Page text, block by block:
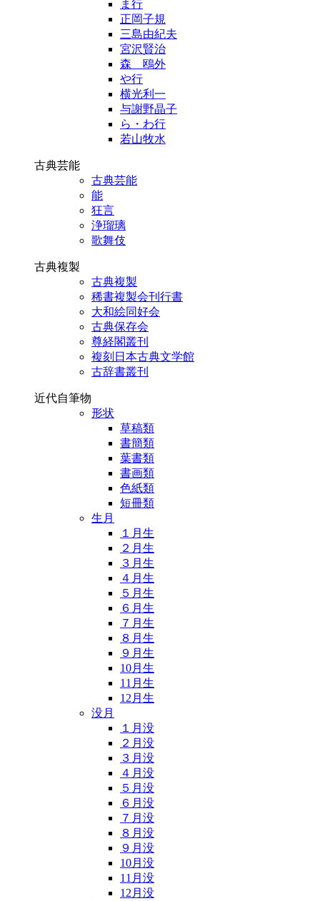
ま行
正岡子規
三島由紀夫
宮沢賢治
森 鴎外
や行
横光利一
与謝野晶子
ら・わ行
若山牧水
古典芸能
古典芸能
能
狂言
浄瑠璃
歌舞伎
古典複製
古典複製
稀書複製会刊行書
大和絵同好会
古典保存会
尊経閣叢刊
複刻日本古典文学館
古辞書叢刊
近代自筆物
形状
草稿類
書簡類
葉書類
書画類
色紙類
短冊類
生月
１月生
２月生
３月生
４月生
５月生
６月生
７月生
８月生
９月生
10月生
11月生
12月生
没月
１月没
２月没
３月没
４月没
５月没
６月没
７月没
８月没
９月没
10月没
11月没
12月没